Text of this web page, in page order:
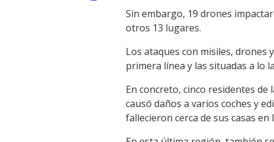
LinkSin embargo, 19 drones
otros 13 lugares.
Los ataques con misiles,
primera línea y las situadas a lo
En concreto, cinco residentes
causó daños a varios coches y
fallecieron cerca de sus casas